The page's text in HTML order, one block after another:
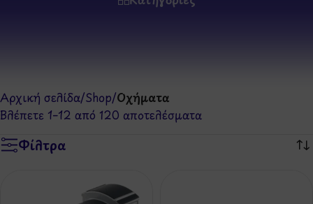
Αρχική σελίδα/Shop/Οχήματα
Βλέπετε 1–12 από 120 αποτελέσματα
Φίλτρα